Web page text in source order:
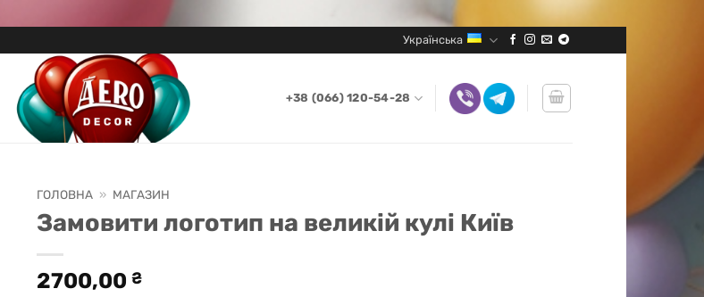
Українська
+38 (066) 120-54-28
ГОЛОВНА » МАГАЗИН
Замовити логотип на великій кулі Київ
2700,00 ₴